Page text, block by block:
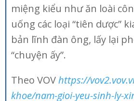
miệng kiểu như ăn loài
uống các loại “tiên dược”
bản lĩnh đàn ông, lấy lại
“chuyện ấy”.
Theo VOVhttps://
khoe/nam-gioi-yeu-sinh-ly-